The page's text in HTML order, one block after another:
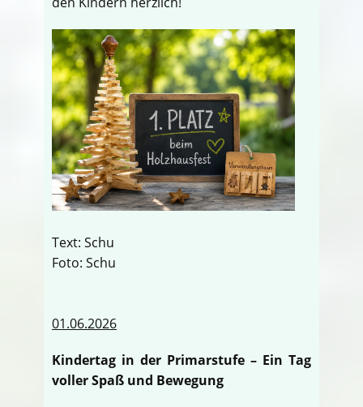
Text: Schu
Foto: Schu
01.06.2026
Kindertag in der Primarstufe – Ein Tag
voller Spaß und Bewegung